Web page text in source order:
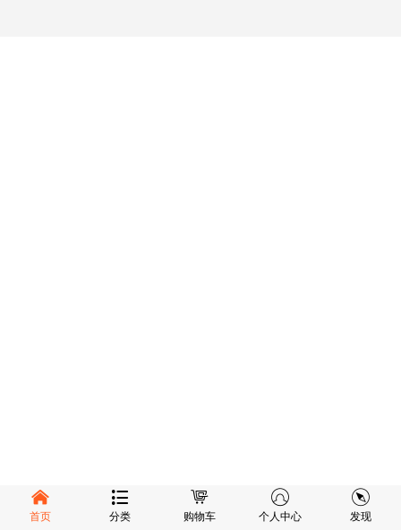
首页 分类 购物车 个人中心 发现